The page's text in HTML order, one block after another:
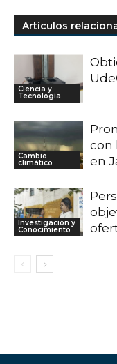
Artículos
Ciencia y
Tecnología
Cambio
climático
con
en
Investigación y
Conocimiento